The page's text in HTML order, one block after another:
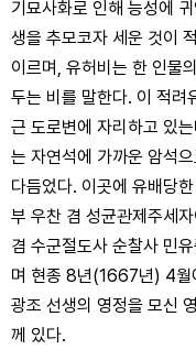
기묘사화로 인해 능성에
생을 추모코자 세운 것이
이르며, 유허비는 한 인물
두는 비를 말한다. 이 적려
근 도로변에 자리하고 있
는 자연석에 가까운 암석
다듬었다. 이곳에 유배당
부 우찬 겸 성균관제주세
겸 수군절도사 순찰사 민
며 현종 8년(1667년) 4월
광조 선생의 영정을 모신
께 있다.